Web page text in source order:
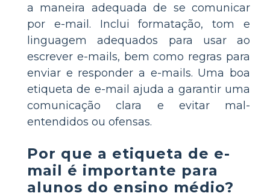
a maneira adequada de se comunicar
por e-mail. Inclui formatação, tom e
linguagem adequados para usar ao
escrever e-mails, bem como regras para
enviar e responder a e-mails. Uma boa
etiqueta de e-mail ajuda a garantir uma
comunicação clara e evitar mal-
entendidos ou ofensas.
Por que a etiqueta de e-
mail é importante para
alunos do ensino médio?